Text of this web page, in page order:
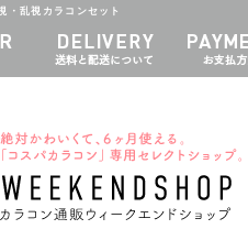
乱視カラコンセット